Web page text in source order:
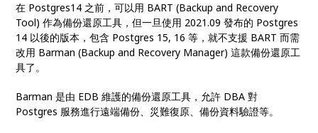
在 Postgres14 之前，可以用 BART (Backup and Recovery
Tool) 作為備份還原工具，但一旦使用 2021.09 發布的 Postgres
14 以後的版本，包含 Postgres 15, 16 等，就不支援 BART 而需
改用 Barman (Backup and Recovery Manager) 這款備份還原工
具了。
Barman 是由 EDB 維護的備份還原工具，允許 DBA 對
Postgres 服務進行遠端備份、災難復原、備份資料驗證等。